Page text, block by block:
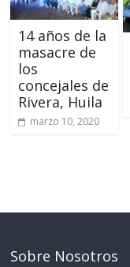
14 años de la
masacre de
los
concejales de
Rivera, Huila
marzo 10, 2020
Sobre Nosotros